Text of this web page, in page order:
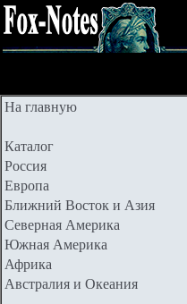
На главную
Каталог
Россия
Европа
Ближний Восток и Азия
Северная Америка
Южная Америка
Африка
Австралия и Океания